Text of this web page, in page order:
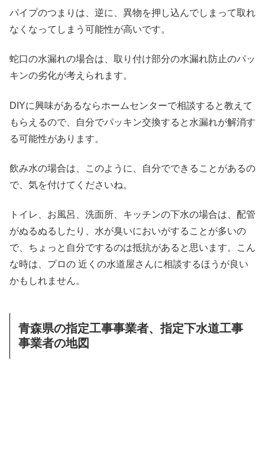
パイプのつまりは、逆に、異物を押し込んでしまって取れ
なくなってしまう可能性が高いです。
蛇口の水漏れの場合は、取り付け部分の水漏れ防止のパッ
キンの劣化が考えられます。
DIYに興味があるならホームセンターで相談すると教えて
もらえるので、自分でパッキン交換すると水漏れが解消す
る可能性があります。
飲み水の場合は、このように、自分でできることがあるの
で、気を付けてくださいね。
トイレ、お風呂、洗面所、キッチンの下水の場合は、配管
がぬるぬるしたり、水が臭いにおいがすることが多いの
で、ちょっと自分でするのは抵抗があると思います。こん
な時は、プロの 近くの水道屋さんに相談するほうが良い
かもしれません。
青森県の指定工事事業者、指定下水道工事
事業者の地図